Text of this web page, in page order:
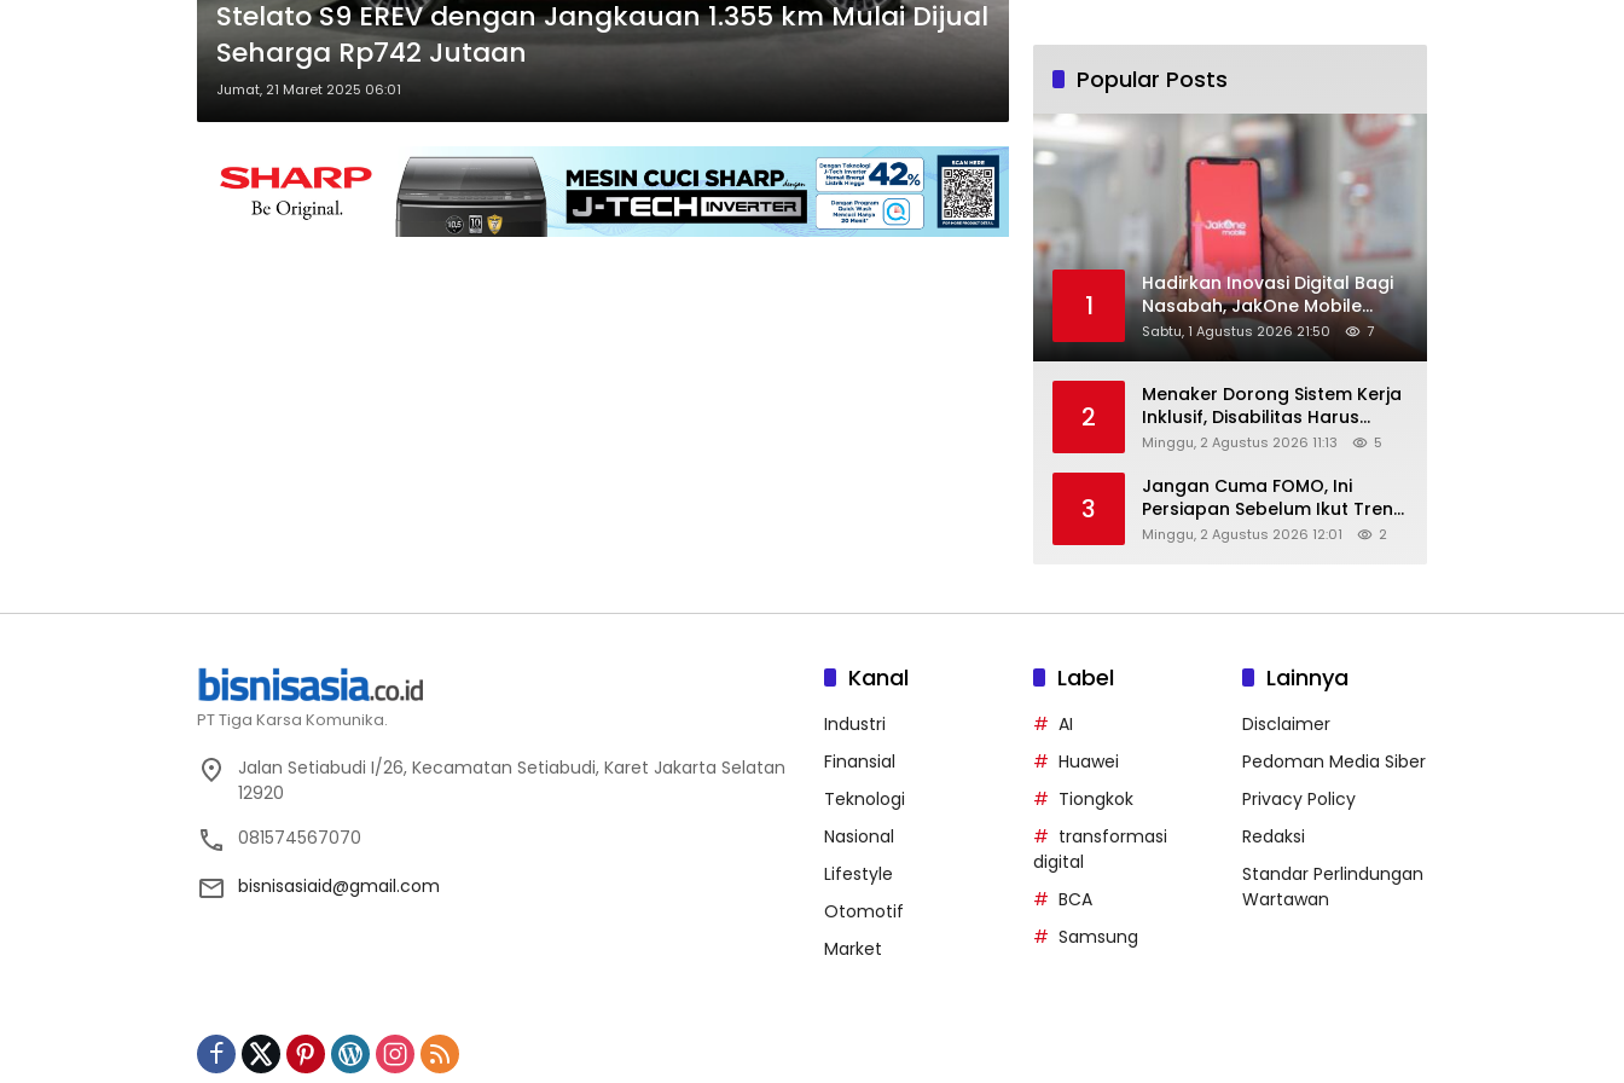
Stelato S9 EREV dengan Jangkauan 1.355 km Mulai Dijual
Seharga Rp742 Jutaan
Jumat, 21 Maret 2025 06:01 Popular Posts
1
Hadirkan Inovasi Digital Bagi
Nasabah, JakOne Mobile
Antar Bank Jakarta Sukses
Raih Digital Excellence
Sabtu, 1 Agustus 2026 21:50 7
2
Menaker Dorong Sistem Kerja
Inklusif, Disabilitas Harus
Dapat Kesempatan Setara
Minggu, 2 Agustus 2026 11:13 5
3
Jangan Cuma FOMO, Ini
Persiapan Sebelum Ikut Tren
Hyrox
Minggu, 2 Agustus 2026 12:01 2
PT Tiga Karsa Komunika.
Jalan Setiabudi I/26, Kecamatan Setiabudi, Karet Jakarta Selatan
12920
081574567070
bisnisasiaid@gmail.com
Kanal
Industri
Finansial
Teknologi
Nasional
Lifestyle
Otomotif
Market
Label
AI
Huawei
Tiongkok
transformasi
digital
BCA
Samsung
Lainnya
Disclaimer
Pedoman Media Siber
Privacy Policy
Redaksi
Standar Perlindungan
Wartawan